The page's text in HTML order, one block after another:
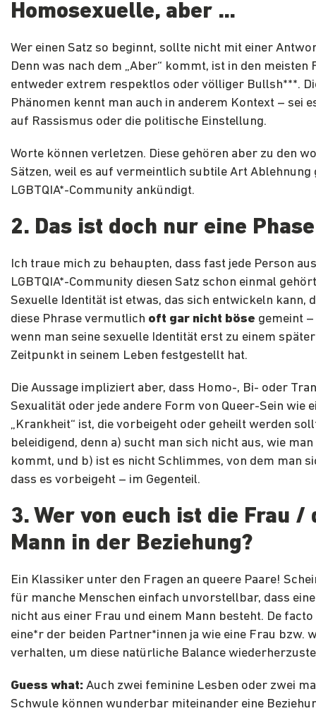
Homosexuelle, aber …
Wer einen Satz so beginnt, sollte nicht mit einer
Denn was nach dem „Aber“ kommt, ist in den meisten
entweder extrem respektlos oder völliger Bullsh***.
Phänomen kennt man auch in anderem Kontext – sei
auf Rassismus oder die politische Einstellung.
Worte können verletzen. Diese gehören aber zu den
Sätzen, weil es auf vermeintlich subtile Art Ablehnung
LGBTQIA*-Community ankündigt.
2. Das ist doch nur eine Phase
Ich traue mich zu behaupten, dass fast jede Person
LGBTQIA*-Community diesen Satz schon einmal
Sexuelle Identität ist etwas, das sich entwickeln kann,
diese Phrase vermutlich oft gar nicht böse gemeint
wenn man seine sexuelle Identität erst zu einem
Zeitpunkt in seinem Leben festgestellt hat.
Die Aussage impliziert aber, dass Homo-, Bi- oder
Sexualität oder jede andere Form von Queer-Sein wie
„Krankheit“ ist, die vorbeigeht oder geheilt werden
beleidigend, denn a) sucht man sich nicht aus, wie man
kommt, und b) ist es nicht Schlimmes, von dem man
dass es vorbeigeht – im Gegenteil.
3. Wer von euch ist die Frau /
Mann in der Beziehung?
Ein Klassiker unter den Fragen an queere Paare!
für manche Menschen einfach unvorstellbar, dass
nicht aus einer Frau und einem Mann besteht. De
eine*r der beiden Partner*innen ja wie eine Frau bzw.
verhalten, um diese natürliche Balance
Guess what: Auch zwei feminine Lesben oder zwei
Schwule können wunderbar miteinander eine